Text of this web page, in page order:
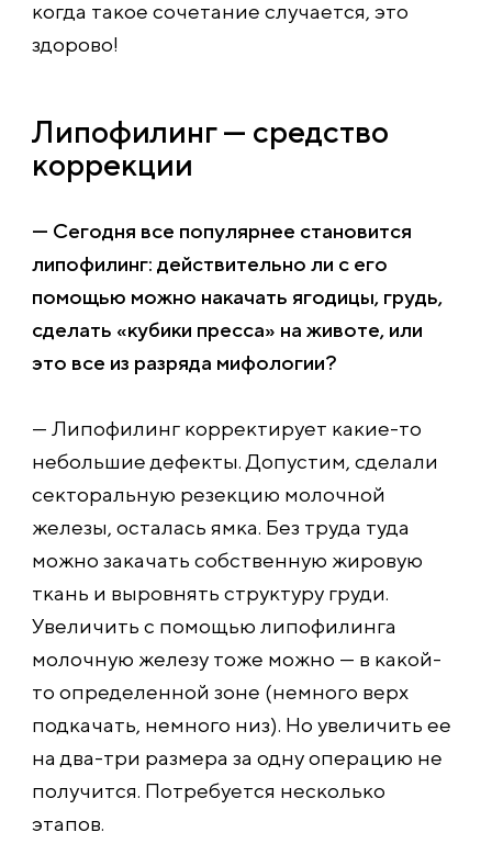
когда такое сочетание случается, это
здорово!
Липофилинг — средство
коррекции
— Сегодня все популярнее становится
липофилинг: действительно ли с его
помощью можно накачать ягодицы, грудь,
сделать «кубики пресса» на животе, или
это все из разряда мифологии?
— Липофилинг корректирует какие-то
небольшие дефекты. Допустим, сделали
секторальную резекцию молочной
железы, осталась ямка. Без труда туда
можно закачать собственную жировую
ткань и выровнять структуру груди.
Увеличить с помощью липофилинга
молочную железу тоже можно — в какой-
то определенной зоне (немного верх
подкачать, немного низ). Но увеличить ее
на два-три размера за одну операцию не
получится. Потребуется несколько
этапов.